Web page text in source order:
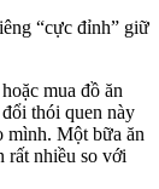
mua đồ ăn
thói quen này
mình. Một bữa ăn
rất nhiều so với